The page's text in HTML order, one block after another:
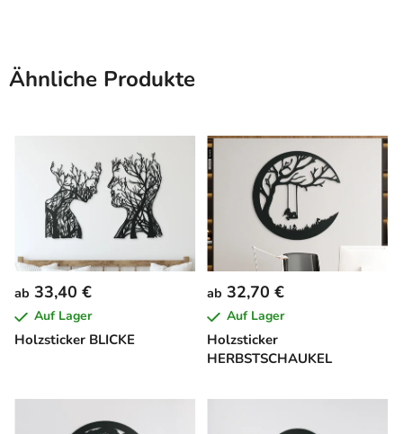
Ähnliche Produkte
Holzsticker BLICKE
ab 33,40 €
Auf Lager
Holzsticker
HERBSTSCHAUKEL
ab 32,70 €
Auf Lager